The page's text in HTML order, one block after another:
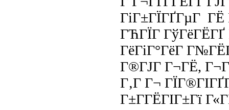
ГіГ±ГЇГҐГµГ ГЁ
ГЋГЇГ ГўГёГЁГҐ
ГёГіГ°ГёГ
Г®ГЈГ Г¬ГЁ,
Г‚Г Г¬
Г±Г­ГЁГІГ±Гї